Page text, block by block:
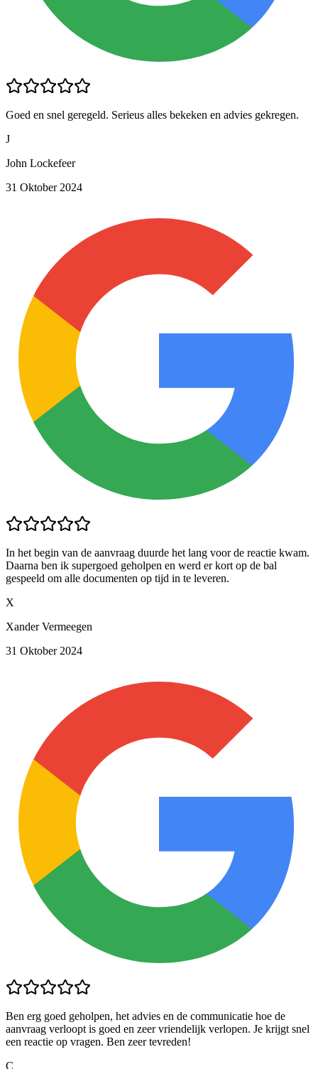
Goed en snel geregeld. Serieus alles bekeken en advies gekregen.
J
John Lockefeer
31 Oktober 2024
In het begin van de aanvraag duurde het lang voor de reactie kwam.
Daarna ben ik supergoed geholpen en werd er kort op de bal
gespeeld om alle documenten op tijd in te leveren.
X
Xander Vermeegen
31 Oktober 2024
Ben erg goed geholpen, het advies en de communicatie hoe de
aanvraag verloopt is goed en zeer vriendelijk verlopen. Je krijgt snel
een reactie op vragen. Ben zeer tevreden!
C